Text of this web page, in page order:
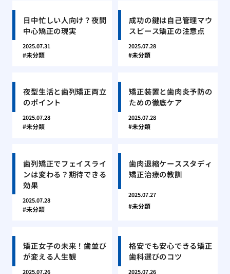
日中忙しい人向け？夜間
中心矯正の現実
2025.07.31
未分類
成功の鍵は自己管理マウ
スピース矯正の注意点
2025.07.28
未分類
夜型生活と歯列矯正両立
のポイント
2025.07.28
未分類
矯正装置と歯肉炎予防の
ための徹底ケア
2025.07.28
未分類
歯列矯正でフェイスライ
ンは変わる？期待できる
効果
2025.07.28
未分類
歯肉退縮ケーススタディ
矯正治療の教訓
2025.07.27
未分類
矯正女子の未来！歯並び
が変える人生観
2025.07.26
格安でも安心できる矯正
歯科選びのコツ
2025.07.26